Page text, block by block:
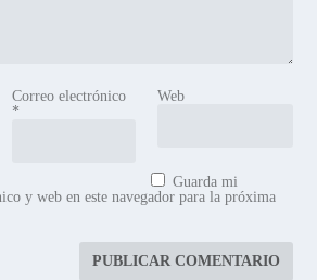
Correo electrónico
*
Web
Guarda mi
y web en este navegador para la próxima